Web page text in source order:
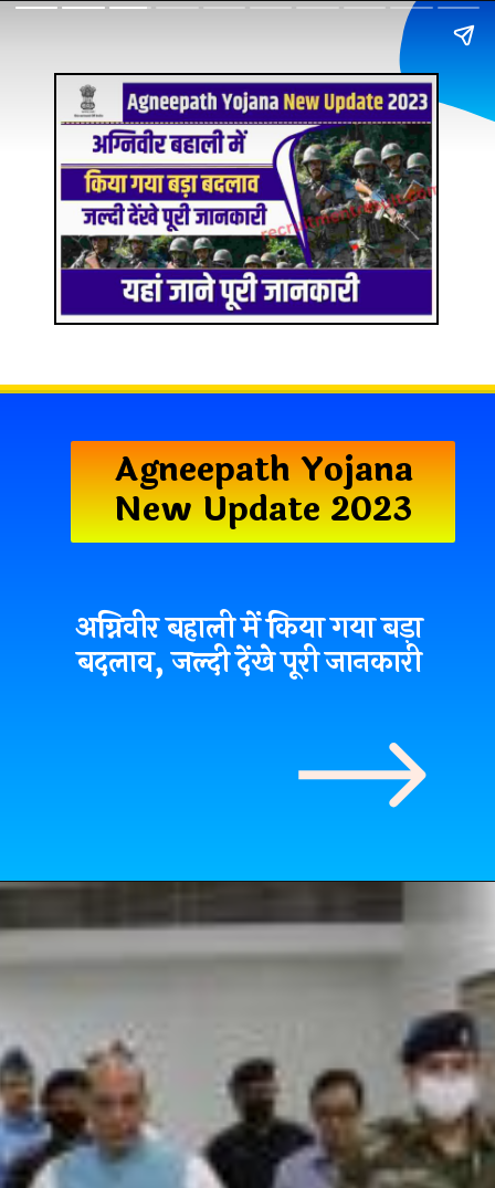
Agneepath Yojana
New Update 2023
अग्निवीर बहाली में किया गया बड़ा
बदलाव, जल्दी देंखे पूरी जानकारी